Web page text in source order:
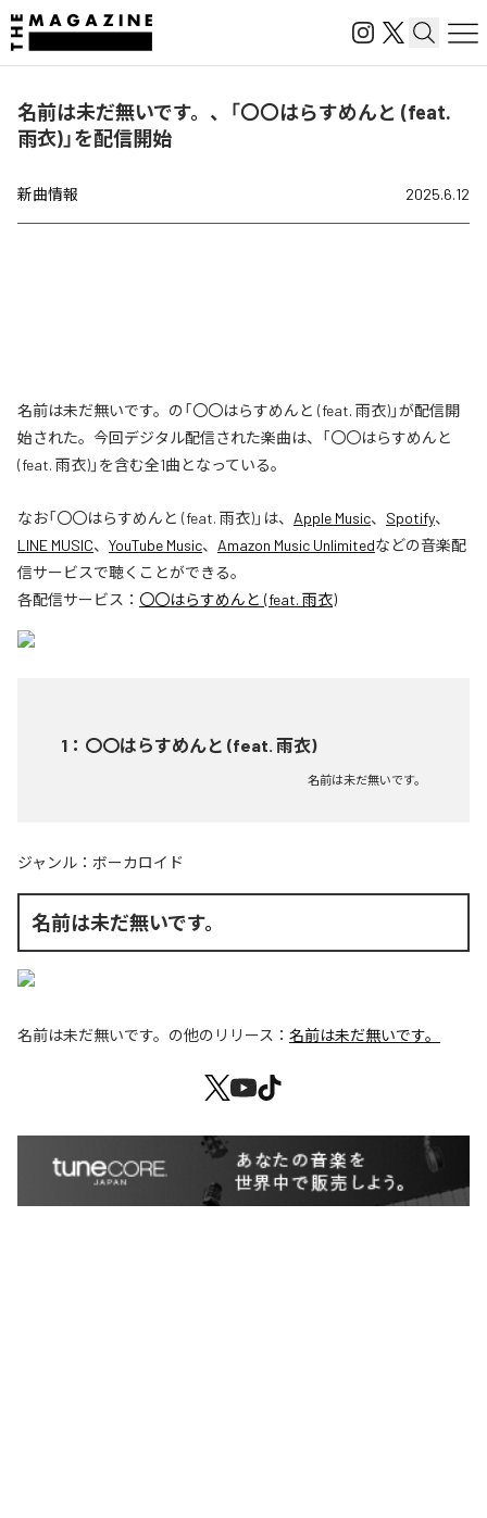
名前は未だ無いです。、「〇〇はらすめんと (feat.
雨衣)」を配信開始
新曲情報 2025.6.12
名前は未だ無いです。の「〇〇はらすめんと (feat. 雨衣)」が配信開
始された。今回デジタル配信された楽曲は、「〇〇はらすめんと
(feat. 雨衣)」を含む全1曲となっている。
なお「〇〇はらすめんと (feat. 雨衣)」は、 Apple Music、 Spotify、
LINE MUSIC、 YouTube Music、 Amazon Music Unlimitedなどの音楽配
信サービスで聴くことができる。
各配信サービス： 〇〇はらすめんと (feat. 雨衣)
1 ： 〇〇はらすめんと (feat. 雨衣)
名前は未だ無いです。
ジャンル： ボーカロイド
名前は未だ無いです。
名前は未だ無いです。 の他のリリース： 名前は未だ無いです。